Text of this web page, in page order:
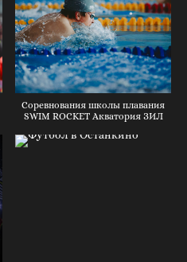
Соревнования школы плавания
SWIM ROCKET Акватория ЗИЛ